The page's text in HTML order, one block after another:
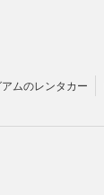
アムのレンタカー